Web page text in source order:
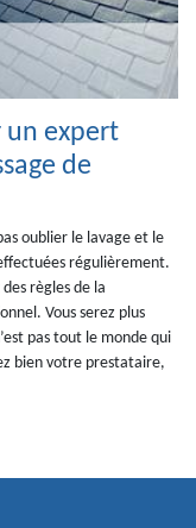
un expert
de
oublier le lavage et le
régulièrement.
règles de la
Vous serez plus
pas tout le monde qui
bien votre prestataire,